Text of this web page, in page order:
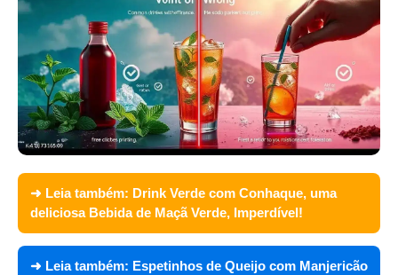
➜ Leia também: Drink Verde com Conhaque, uma
deliciosa Bebida de Maçã Verde, Imperdível!
➜ Leia também: Espetinhos de Queijo com Manjericão